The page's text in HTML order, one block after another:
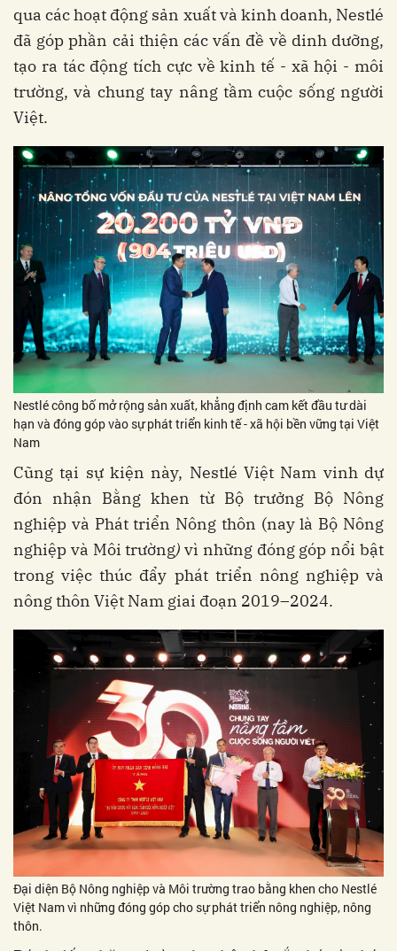
qua các hoạt động sản xuất và kinh doanh, Nestlé
đã góp phần cải thiện các vấn đề về dinh dưỡng,
tạo ra tác động tích cực về kinh tế - xã hội - môi
trường, và chung tay nâng tầm cuộc sống người
Việt.
Nestlé công bố mở rộng sản xuất, khẳng định cam kết đầu tư dài
hạn và đóng góp vào sự phát triển kinh tế - xã hội bền vững tại Việt
Nam
Cũng tại sự kiện này, Nestlé Việt Nam vinh dự
đón nhận Bằng khen từ Bộ trưởng Bộ Nông
nghiệp và Phát triển Nông thôn (nay là Bộ Nông
nghiệp và Môi trường) vì những đóng góp nổi bật
trong việc thúc đẩy phát triển nông nghiệp và
nông thôn Việt Nam giai đoạn 2019–2024.
Đại diện Bộ Nông nghiệp và Môi trường trao bằng khen cho Nestlé
Việt Nam vì những đóng góp cho sự phát triển nông nghiệp, nông
thôn.